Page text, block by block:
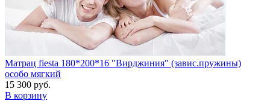
Матрац fiesta 180*200*16 "Вирджиния" (завис.пружины)
особо мягкий
15 300 руб.
В корзину